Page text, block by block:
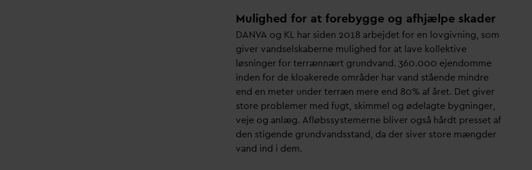
Mulighed for at forebygge og afhjælpe skader
DANVA og KL har siden 2018 arbejdet for en lovgivning, som
giver vandselskaberne mulighed for at lave kollektive
løsninger for terrænnært grundvand. 360.000 ejendomme
inden for de kloakerede områder har vand stående mindre
end en meter under terræn mere end 80% af året. Det giver
store problemer med fugt, skimmel og ødelagte bygninger,
veje og anlæg. Afløbssystemerne bliver også hårdt presset af
den stigende grundvandsstand, da der siver store mængder
vand ind i dem.